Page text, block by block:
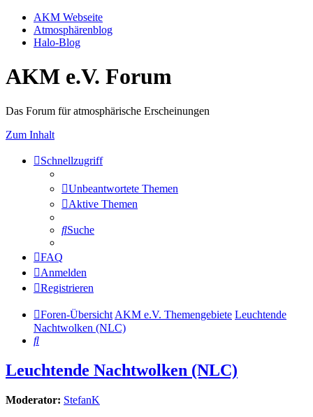
AKM Webseite
Atmosphärenblog
Halo-Blog
AKM e.V. Forum
Das Forum für atmosphärische Erscheinungen
Zum Inhalt
Schnellzugriff
Unbeantwortete Themen
Aktive Themen
Suche
FAQ
Anmelden
Registrieren
Foren-Übersicht AKM e.V. Themengebiete Leuchtende
Nachtwolken (NLC)
Suche
Leuchtende Nachtwolken (NLC)
Moderator: StefanK